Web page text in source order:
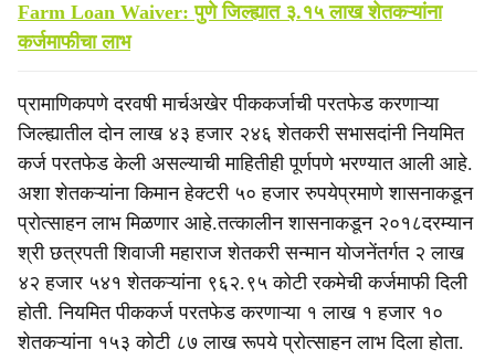
Farm Loan Waiver: पुणे जिल्ह्यात ३.१५ लाख शेतकऱ्यांना
कर्जमाफीचा लाभ
प्रामाणिकपणे दरवषी मार्चअखेर पीककर्जाची परतफेड करणाऱ्या
जिल्ह्यातील दोन लाख ४३ हजार २४६ शेतकरी सभासदांनी नियमित
कर्ज परतफेड केली असल्याची माहितीही पूर्णपणे भरण्यात आली आहे.
अशा शेतकऱ्यांना किमान हेक्टरी ५० हजार रुपयेप्रमाणे शासनाकडून
प्रोत्साहन लाभ मिळणार आहे.तत्कालीन शासनाकडून २०१८दरम्यान
श्री छत्रपती शिवाजी महाराज शेतकरी सन्मान योजनेंतर्गत २ लाख
४२ हजार ५४१ शेतकऱ्यांना ९६२.९५ कोटी रकमेची कर्जमाफी दिली
होती. नियमित पीककर्ज परतफेड करणाऱ्या १ लाख १ हजार १०
शेतकऱ्यांना १५३ कोटी ८७ लाख रूपये प्रोत्साहन लाभ दिला होता.